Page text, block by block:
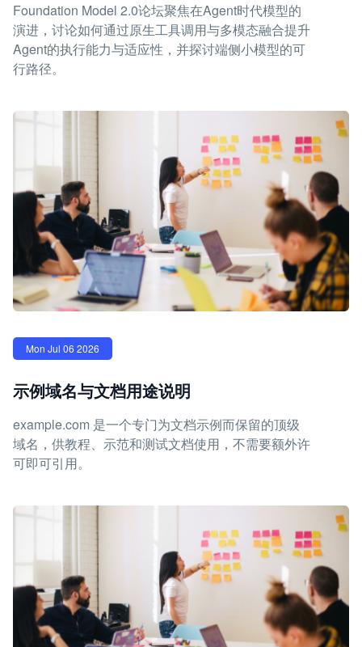
Foundation Model 2.0论坛聚焦在Agent时代模型的
演进，讨论如何通过原生工具调用与多模态融合提升
Agent的执行能力与适应性，并探讨端侧小模型的可
行路径。
Mon Jul 06 2026
示例域名与文档用途说明
example.com 是一个专门为文档示例而保留的顶级
域名，供教程、示范和测试文档使用，不需要额外许
可即可引用。